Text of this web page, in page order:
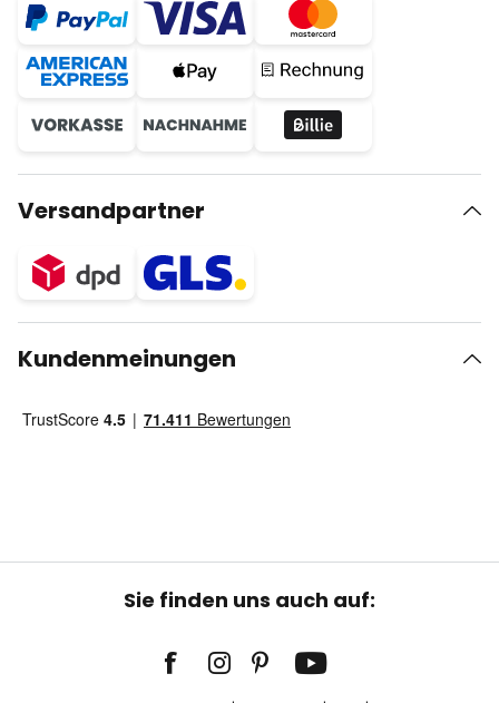
Versandpartner
Kundenmeinungen
Sie finden uns auch auf: